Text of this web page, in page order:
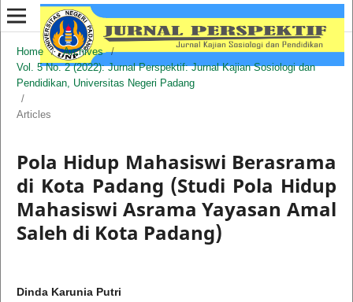
Home / Archives
/
Vol. 5 No. 2 (2022): Jurnal Perspektif: Jurnal Kajian Sosiologi dan
Pendidikan, Universitas Negeri Padang
/
Articles
Pola Hidup Mahasiswi Berasrama
di Kota Padang (Studi Pola Hidup
Mahasiswi Asrama Yayasan Amal
Saleh di Kota Padang)
Dinda Karunia Putri